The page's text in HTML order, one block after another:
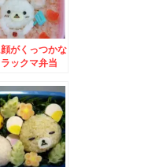
がくっつかな
ックマ弁当